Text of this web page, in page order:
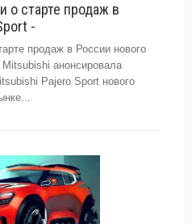
о старте продаж в
-
продаж в России нового
анонсировала
Pajero Sport нового